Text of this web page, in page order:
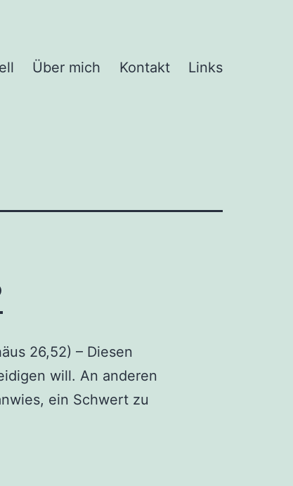
Über mich Kontakt Links
26,52) – Diesen
will. An anderen
ein Schwert zu